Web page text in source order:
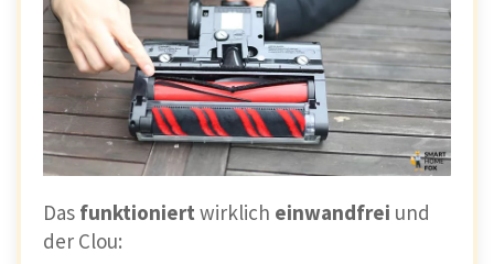
Das funktioniert wirklich einwandfrei und
der Clou: